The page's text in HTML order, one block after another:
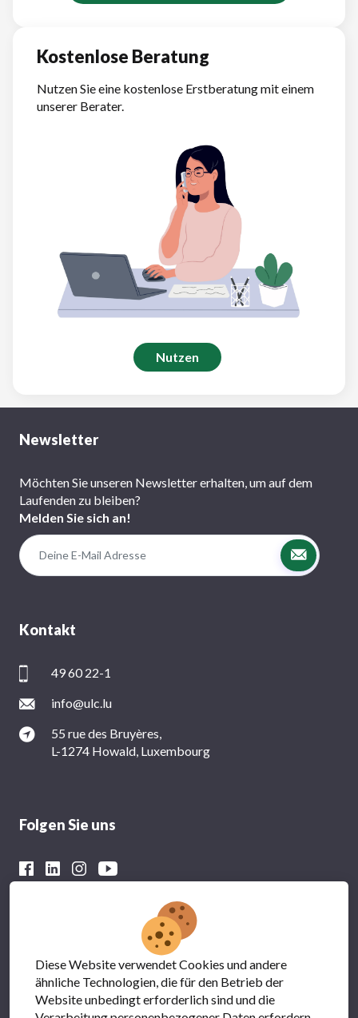
Kostenlose Beratung
Nutzen Sie eine kostenlose Erstberatung mit einem
unserer Berater.
Nutzen
Newsletter
Möchten Sie unseren Newsletter erhalten, um auf dem
Laufenden zu bleiben?
Melden Sie sich an!
Kontakt
49 60 22-1
info@ulc.lu
55 rue des Bruyères,
L-1274 Howald, Luxembourg
Folgen Sie uns
Mit der finanziellen Unterstützung von
Diese Website verwendet Cookies und andere
ähnliche Technologien, die für den Betrieb der
Website unbedingt erforderlich sind und die